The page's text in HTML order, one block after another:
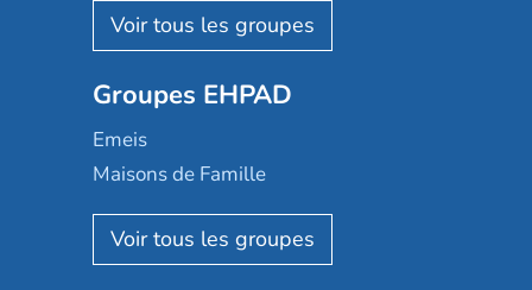
Les Résidentiels
Mobicap
Domusvi
Happy Senior
Aquarelia
Nexity edenea
Groupes EHPAD
Emeis
Maisons de Famille
Korian
Emera